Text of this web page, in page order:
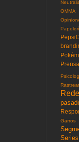
OMMA
Prensa
Garros
Series